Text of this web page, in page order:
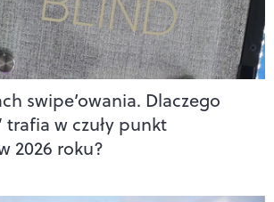
swipe’owania. Dlaczego
trafia w czuły punkt
2026 roku?